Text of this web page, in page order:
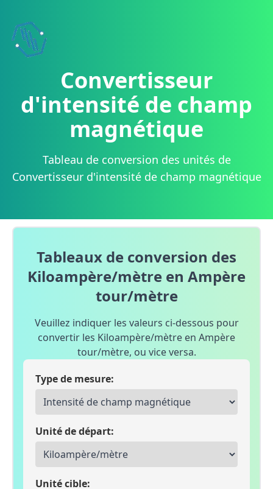
Convertisseur
d'intensité de champ
magnétique
Tableau de conversion des unités de
Convertisseur d'intensité de champ magnétique
Tableaux de conversion des
Kiloampère/mètre en Ampère
tour/mètre
Veuillez indiquer les valeurs ci-dessous pour
convertir les Kiloampère/mètre en Ampère
tour/mètre, ou vice versa.
Type de mesure:
Unité de départ:
Unité cible: